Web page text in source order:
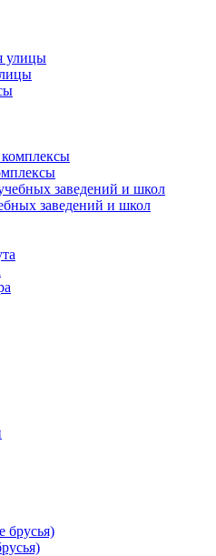
заведений и школ